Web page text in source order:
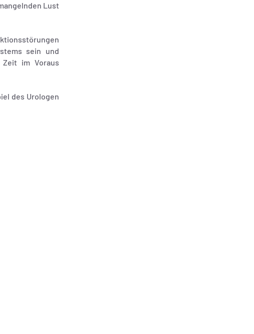
Lust
sein und
im Voraus
des Urologen